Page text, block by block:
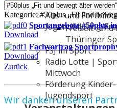
Aus- und
Jugendbildung/
Freizeit- und
Thüringer
FSJ im Sport
Radio Lotte |
Mittwoch
Förderung
Jugendsport
Kategorie: #50plus „Fit und
Sportangebote #50plus
Download
Fachvortrag
Download
Zurück
Wir danken unseren